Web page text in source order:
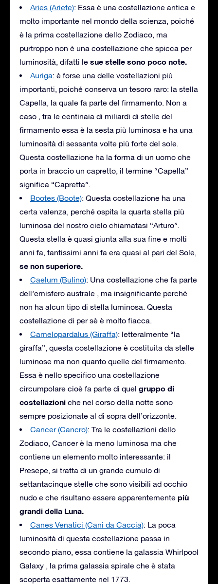
Aries (Ariete): Essa è una costellazione antica e
molto importante nel mondo della scienza, poiché
è la prima costellazione dello Zodiaco, ma
purtroppo non è una costellazione che spicca per
luminosità, difatti le sue stelle sono poco note.
Auriga: è forse una delle vostellazioni più
importanti, poiché conserva un tesoro raro: la stella
Capella, la quale fa parte del firmamento. Non a
caso , tra le centinaia di miliardi di stelle del
firmamento essa è la sesta più luminosa e ha una
luminosità di sessanta volte più forte del sole.
Questa costellazione ha la forma di un uomo che
porta in braccio un capretto, il termine “Capella”
significa “Capretta”.
Bootes (Boote): Questa costellazione ha una
certa valenza, perché ospita la quarta stella più
luminosa del nostro cielo chiamatasi “Arturo”.
Questa stella è quasi giunta alla sua fine e molti
anni fa, tantissimi anni fa era quasi al pari del Sole,
se non superiore.
Caelum (Bulino): Una costellazione che fa parte
dell’emisfero australe , ma insignificante perché
non ha alcun tipo di stella luminosa. Questa
costellazione di per sè è molto fiacca.
Camelopardalus (Giraffa): letteralmente “la
giraffa”, questa costellazione è costituita da stelle
luminose ma non quanto quelle del firmamento.
Essa è nello specifico una costellazione
circumpolare cioè fa parte di quel gruppo di
costellazioni che nel corso della notte sono
sempre posizionate al di sopra dell’orizzonte.
Cancer (Cancro): Tra le costellazioni dello
Zodiaco, Cancer è la meno luminosa ma che
contiene un elemento molto interessante: il
Presepe, si tratta di un grande cumulo di
settantacinque stelle che sono visibili ad occhio
nudo e che risultano essere apparentemente più
grandi della Luna.
Canes Venatici (Cani da Caccia): La poca
luminosità di questa costellazione passa in
secondo piano, essa contiene la galassia Whirlpool
Galaxy , la prima galassia spirale che è stata
scoperta esattamente nel 1773.